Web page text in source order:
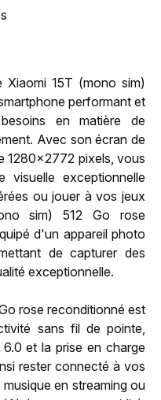
Xiaomi 15T (mono sim)
performant et
en matière de
Avec son écran de
1280x2772 pixels, vous
visuelle exceptionnelle
ou jouer à vos jeux
sim) 512 Go rose
d'un appareil photo
de capturer des
exceptionnelle.
rose reconditionné est
sans fil de pointe,
et la prise en charge
rester connecté à vos
en streaming ou